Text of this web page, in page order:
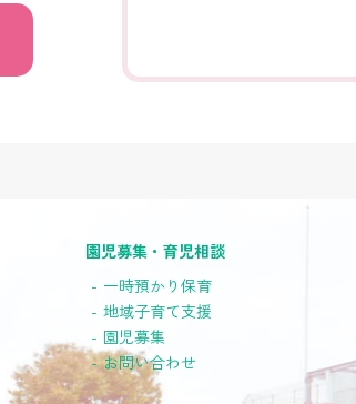
園児募集・育児相談
一時預かり保育
地域子育て支援
園児募集
お問い合わせ